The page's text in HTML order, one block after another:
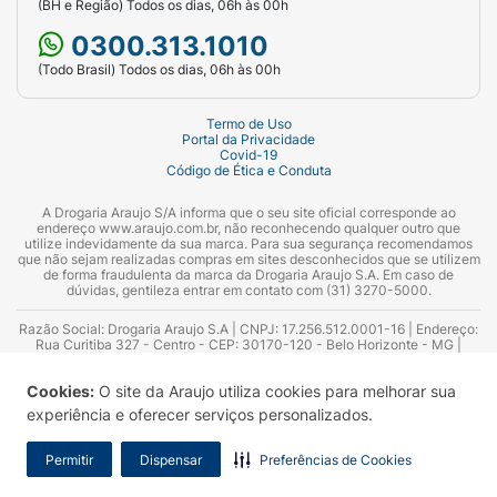
Cookies: O site da Araujo utiliza cookies para melhorar sua
experiência e oferecer serviços personalizados.
Permitir Dispensar Preferências de Cookies
Inchaço das pálpebras;
Dispneia (falta de ar);
Vômitos;
Edema periférico (inchaço nas mãos, pés e
Após a comercialização de Cialis, em algumas
instâncias bem raras (menos de 0,01% dos
pacientes), o medicamento causou as
seguintes reações:
No corpo como um todo
Erupção cutânea;
Urticária (erupção da pele com coceira);
(BH e Região) Todos os dias, 06h às 00h
0300.313.1010
(Todo Brasil) Todos os dias, 06h às 00h
Termo de Uso
Portal da Privacidade
Covid-19
Código de Ética e Conduta
A Drogaria Araujo S/A informa que o seu site oficial corresponde ao
endereço www.araujo.com.br, não reconhecendo qualquer outro que
utilize indevidamente da sua marca. Para sua segurança recomendamos
que não sejam realizadas compras em sites desconhecidos que se utilizem
de forma fraudulenta da marca da Drogaria Araujo S.A. Em caso de
dúvidas, gentileza entrar em contato com (31) 3270-5000.
Razão Social: Drogaria Araujo S.A | CNPJ: 17.256.512.0001-16 | Endereço:
Rua Curitiba 327 - Centro - CEP: 30170-120 - Belo Horizonte - MG |
Azevedo Guimarães – CRF 10.965 | Yasmin Silva Alvarenga – CRF 52.584 -
Consultor substituto: Thiago Aguiar Pinheiro - CRF Nº 13.748. Alvará
Sanitário: 2025020713 | Autorização de Funcionamento da Empresa (AFE):